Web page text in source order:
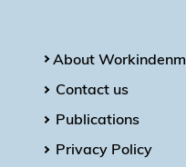
About
Contact us
Publications
Privacy Policy